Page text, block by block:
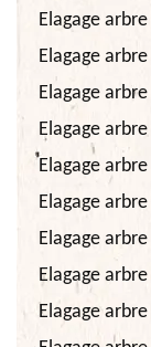
Elagage
Elagage
Elagage
Elagage
Elagage
Elagage
Elagage
Elagage
Elagage